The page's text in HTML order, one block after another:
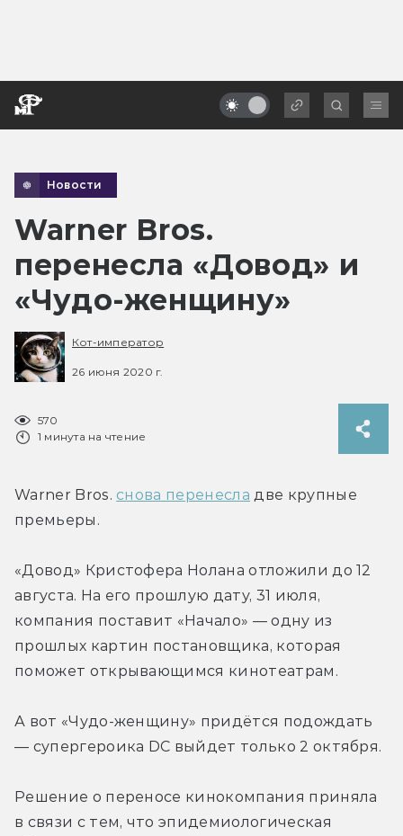
Новости
Warner Bros.
перенесла «Довод» и
«Чудо-женщину»
Кот-император
26 июня 2020 г.
570
1 минута на чтение
Warner Bros. снова перенесла две крупные
премьеры.
«Довод» Кристофера Нолана отложили до 12
августа. На его прошлую дату, 31 июля,
компания поставит «Начало» — одну из
прошлых картин постановщика, которая
поможет открывающимся кинотеатрам.
А вот «Чудо-женщину» придётся подождать
— супергероика DC выйдет только 2 октября.
Решение о переносе кинокомпания приняла
в связи с тем, что эпидемиологическая